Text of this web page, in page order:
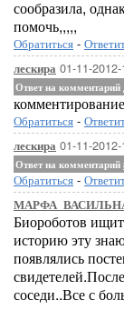
сообразила,
помочь,,,,,
Обратиться -
лескира 01-11-
Ответ на
Обратиться -
лескира 01-11-2012-
Ответ на комментарий
Обратиться -
Биороботов
историю эту
появлялись
соседи..Все с